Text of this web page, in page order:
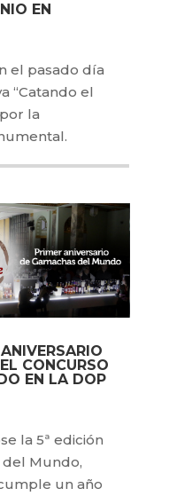
EN
el pasado día
“Catando el
la
CONCURSO
EN LA DOP
la 5ª edición
del Mundo,
un año